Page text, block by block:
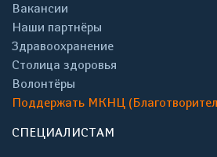
Вакансии
Наши партнёры
Здравоохранение
Столица здоровья
Волонтёры
Поддержать МКНЦ
СПЕЦИАЛИСТАМ